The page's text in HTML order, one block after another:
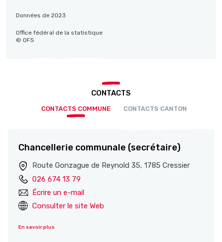
Données de 2023
Office fédéral de la statistique
© OFS
CONTACTS
CONTACTS COMMUNE CONTACTS CANTON
Chancellerie communale (secrétaire)
Route Gonzague de Reynold 35, 1785 Cressier
026 674 13 79
Écrire un e-mail
Consulter le site Web
En savoir plus